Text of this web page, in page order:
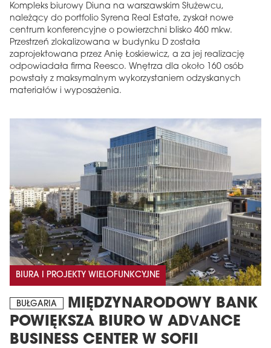
Kompleks biurowy Diuna na warszawskim Służewcu,
należący do portfolio Syrena Real Estate, zyskał nowe
centrum konferencyjne o powierzchni blisko 460 mkw.
Przestrzeń zlokalizowana w budynku D została
zaprojektowana przez Anię Łoskiewicz, a za jej realizację
odpowiadała firma Reesco. Wnętrza dla około 160 osób
powstały z maksymalnym wykorzystaniem odzyskanych
materiałów i wyposażenia.
BIURA I PROJEKTY WIELOFUNKCYJNE
BUŁGARIA
MIĘDZYNARODOWY BANK
POWIĘKSZA BIURO W ADVANCE
BUSINESS CENTER W SOFII